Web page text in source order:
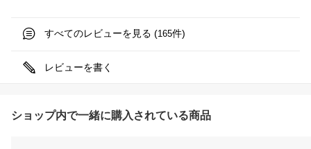
すべてのレビューを見る (165件)
レビューを書く
ショップ内で一緒に購入されている商品